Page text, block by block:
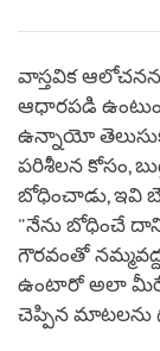
వాస్తవిక
ఆధారపడి
ఉన్నాయో
పరిశీలన కోసం,
బోధించాడు, ఇవి
"నేను బోధించే
గౌరవంతో
ఉంటారో అలా మీరే
చెప్పిన మాటలను